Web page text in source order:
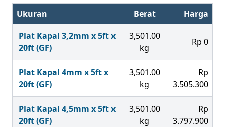
Ukuran Berat
Harga
Plat Kapal 3,2mm x 5ft x
20ft (GF)
3,501.00
kg
Rp 0
Plat Kapal 4mm x 5ft x
20ft (GF)
3,501.00
kg
Rp
3.505.300
Plat Kapal 4,5mm x 5ft x
20ft (GF)
3,501.00
kg
Rp
3.797.900